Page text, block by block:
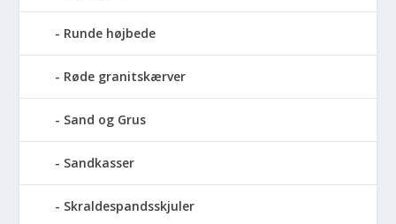
Runde højbede
Røde granitskærver
Sand og Grus
Sandkasser
Skraldespandsskjuler